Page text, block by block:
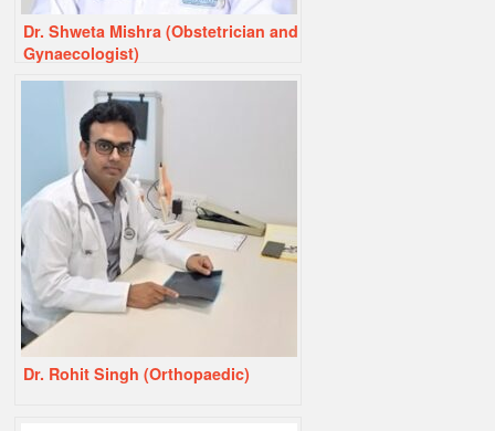
Dr. Shweta Mishra (Obstetrician and
Gynaecologist)
Dr. Rohit Singh (Orthopaedic)